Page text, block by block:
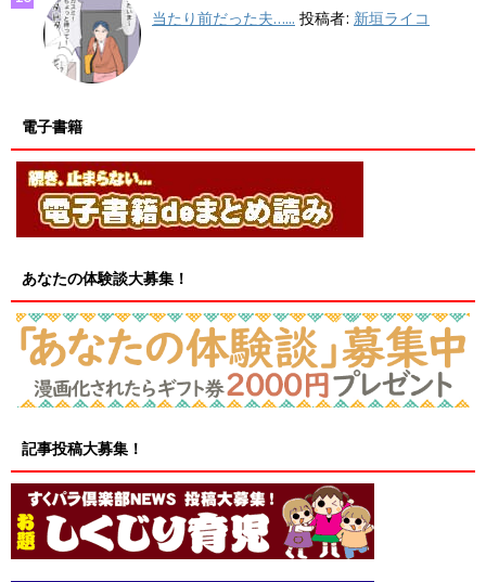
当たり前だった夫…... 投稿者: 新垣ライコ
電子書籍
あなたの体験談大募集！
記事投稿大募集！